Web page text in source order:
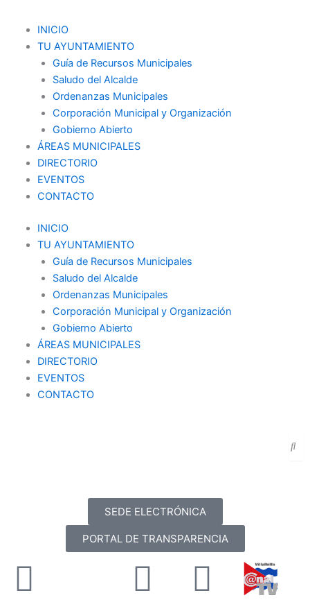
contenido
INICIO
TU AYUNTAMIENTO
Guía de Recursos Municipales
Saludo del Alcalde
Ordenanzas Municipales
Corporación Municipal y Organización
Gobierno Abierto
ÁREAS MUNICIPALES
DIRECTORIO
EVENTOS
CONTACTO
Menu
INICIO
TU AYUNTAMIENTO
Guía de Recursos Municipales
Saludo del Alcalde
Ordenanzas Municipales
Corporación Municipal y Organización
Gobierno Abierto
ÁREAS MUNICIPALES
DIRECTORIO
EVENTOS
CONTACTO
SEDE ELECTRÓNICA
PORTAL DE TRANSPARENCIA
FacebookYoutube